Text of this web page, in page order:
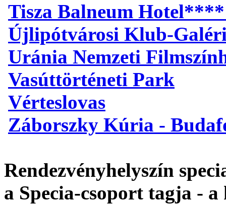
Tisza Balneum
Újlipótvárosi Klub-
Uránia Nemzeti
Vasúttörténeti Park
Vérteslovas
Záborszky Kúria -
Rendezvényhelyszín
a Specia-csoport tagja -